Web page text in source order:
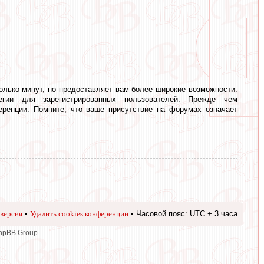
минут, но предоставляет вам более широкие возможности.
для зарегистрированных пользователей. Прежде чем
Помните, что ваше присутствие на форумах означает
• Удалить cookies конференции • Часовой пояс: UTC + 3 часа
Group